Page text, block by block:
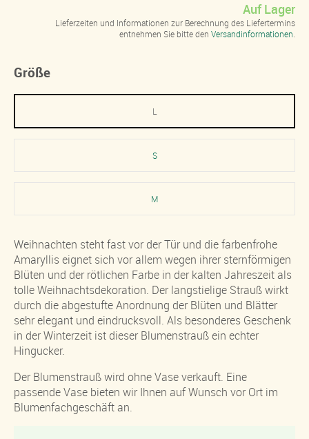
Auf Lager
Lieferzeiten und Informationen zur Berechnung des Liefertermins
entnehmen Sie bitte den Versandinformationen
Größe
L
S
M
Weihnachten steht fast vor der Tür und die farbenfrohe
Amaryllis eignet sich vor allem wegen ihrer sternförmigen
Blüten und der rötlichen Farbe in der kalten Jahreszeit als
tolle Weihnachtsdekoration. Der langstielige Strauß wirkt
durch die abgestufte Anordnung der Blüten und Blätter
sehr elegant und eindrucksvoll. Als besonderes Geschenk
in der Winterzeit ist dieser Blumenstrauß ein echter
Hingucker.
Der Blumenstrauß wird ohne Vase verkauft. Eine
passende Vase bieten wir Ihnen auf Wunsch vor Ort im
Blumenfachgeschäft an.